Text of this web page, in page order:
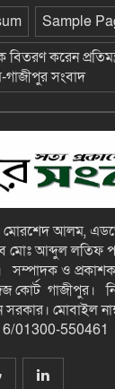
আলীগঞ্জ বাজারে
নুরের উপর
গাজীপুর সংবাদ
গন-অভ্যুত্থান
১ম স্হান
বিদ্যুৎ বিল,
চরবাড়ুকা
ও ক্ষোভ-
হাজার টাকার ঋণে
সুদের ফাঁদে
গ্রেপ্তার সুদ
রাণীশংকৈল
ইবাদত ও ইসলামী
Sample
করেন
গাজীপুর সংবাদ
মোরশেদ আলম,
মোঃ আব্দুল লতিফ
সম্পাদক ও
কোর্ট গাজীপুর।
মোবাইল
01300-550461